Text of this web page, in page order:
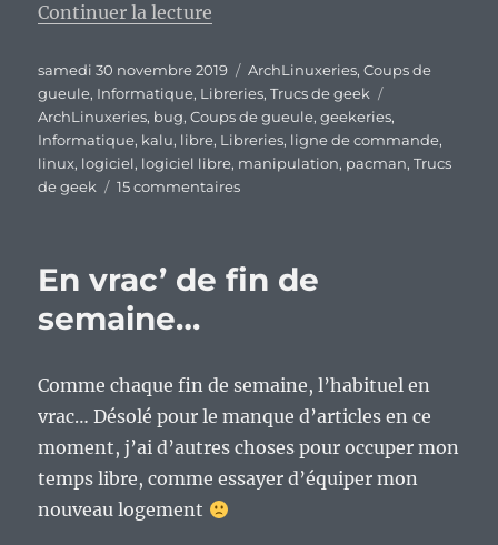
Continuer la lecture
Publié
le
samedi 30 novembre 2019 Catégories
ArchLinuxeries,Coups de
gueule, Informatique, Libreries,Trucs de geek
ArchLinuxeries, bug,Coups de gueule,geekeries,
Informatique, kalu, libre, Libreries, ligne de commande,
linux, logiciel, logiciel libre, manipulation, pacman,Trucs
de geek
15 commentairessur
sa
faire
mal.
En vrac’ de fin de
semaine…
Comme chaque fin de semaine, l’habituel en
vrac… Désolé pour le manque d’articles en ce
moment, j’ai d’autres choses pour occuper mon
temps libre, comme essayer d’équiper mon
nouveau logement